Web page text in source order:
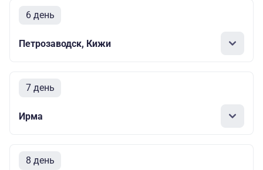
6 день
Петрозаводск, Кижи
7 день
Ирма
8 день